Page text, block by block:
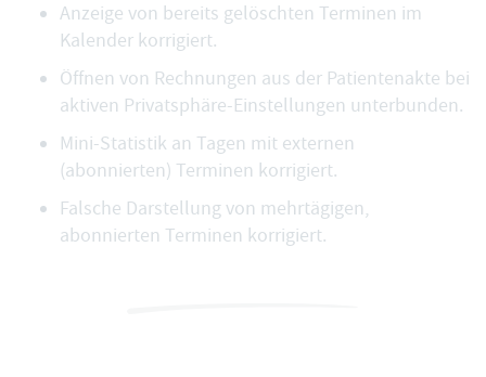
Anzeige von bereits gelöschten Terminen im
Kalender korrigiert.
Öffnen von Rechnungen aus der Patientenakte bei
aktiven Privatsphäre-Einstellungen unterbunden.
Mini-Statistik an Tagen mit externen
(abonnierten) Terminen korrigiert.
Falsche Darstellung von mehrtägigen,
abonnierten Terminen korrigiert.